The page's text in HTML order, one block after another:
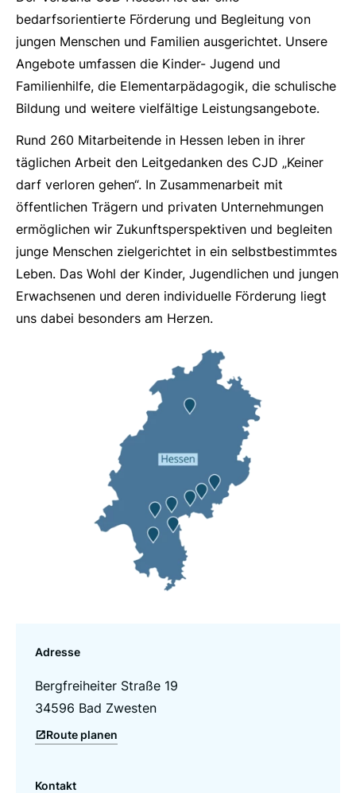
bedarfsorientierte Förderung und Begleitung von
jungen Menschen und Familien ausgerichtet. Unsere
Angebote umfassen die Kinder- Jugend und
Familienhilfe, die Elementarpädagogik, die schulische
Bildung und weitere vielfältige Leistungsangebote.
Rund 260 Mitarbeitende in Hessen leben in ihrer
täglichen Arbeit den Leitgedanken des CJD „Keiner
darf verloren gehen“. In Zusammenarbeit mit
öffentlichen Trägern und privaten Unternehmungen
ermöglichen wir Zukunftsperspektiven und begleiten
junge Menschen zielgerichtet in ein selbstbestimmtes
Leben. Das Wohl der Kinder, Jugendlichen und jungen
Erwachsenen und deren individuelle Förderung liegt
uns dabei besonders am Herzen.
Adresse
Bergfreiheiter Straße 19
34596 Bad Zwesten
Route planen
Kontakt